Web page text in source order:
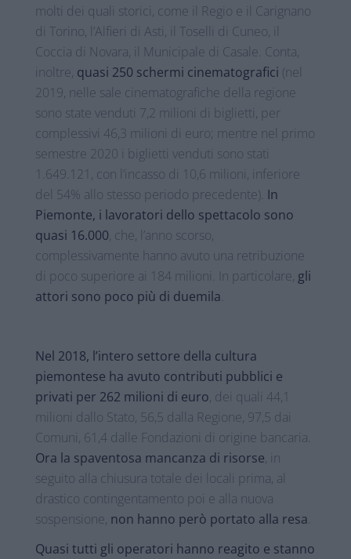
molti dei quali storici, come il Regio e il Carignano
di Torino, l’Alfieri di Asti, il Toselli di Cuneo, il
Coccia di Novara, il Municipale di Casale. Conta,
inoltre, quasi 250 schermi cinematografici (nel
2019, nelle sale cinematografiche della regione
sono state venduti 7,2 milioni di biglietti, per
complessivi 46,3 milioni di euro; mentre nel primo
semestre 2020 i biglietti venduti sono stati
1.649.121, con l’incasso di 10,6 milioni, inferiore
del 54% allo stesso periodo precedente). In
Piemonte, i lavoratori dello spettacolo sono
quasi 16.000, che, l’anno scorso,
complessivamente hanno avuto una retribuzione
di poco superiore ai 184 milioni. In particolare, gli
attori sono poco più di duemila
Nel 2018, l’intero settore della cultura
piemontese ha avuto contributi pubblici e
privati per 262 milioni di euro, dei quali 44,1
milioni dallo Stato, 56,5 dalla Regione, 97,5 dai
Comuni, 61,4 dalle Fondazioni di origine bancaria.
Ora la spaventosa mancanza di risorse, in
seguito alla chiusura totale dei locali prima, al
drastico contingentamento poi e alla nuova
sospensione, non hanno però portato alla resa
Quasi tutti gli operatori hanno reagito e stanno